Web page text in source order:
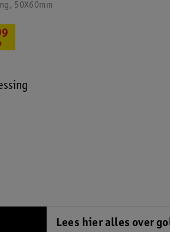
50X60mm
Lees hier alles over